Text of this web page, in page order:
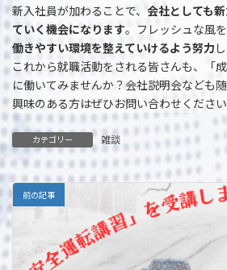
新入社員が加わることで、 会社としても
ていく機会になります。フレッシュな風
働きやすい環境を整えていけるよう努力
これから就職活動をされる皆さんも、「
に働いてみませんか？会社説明会なども
興味のある方はぜひお問い合わせください
カテゴリー 雑談
前の記事